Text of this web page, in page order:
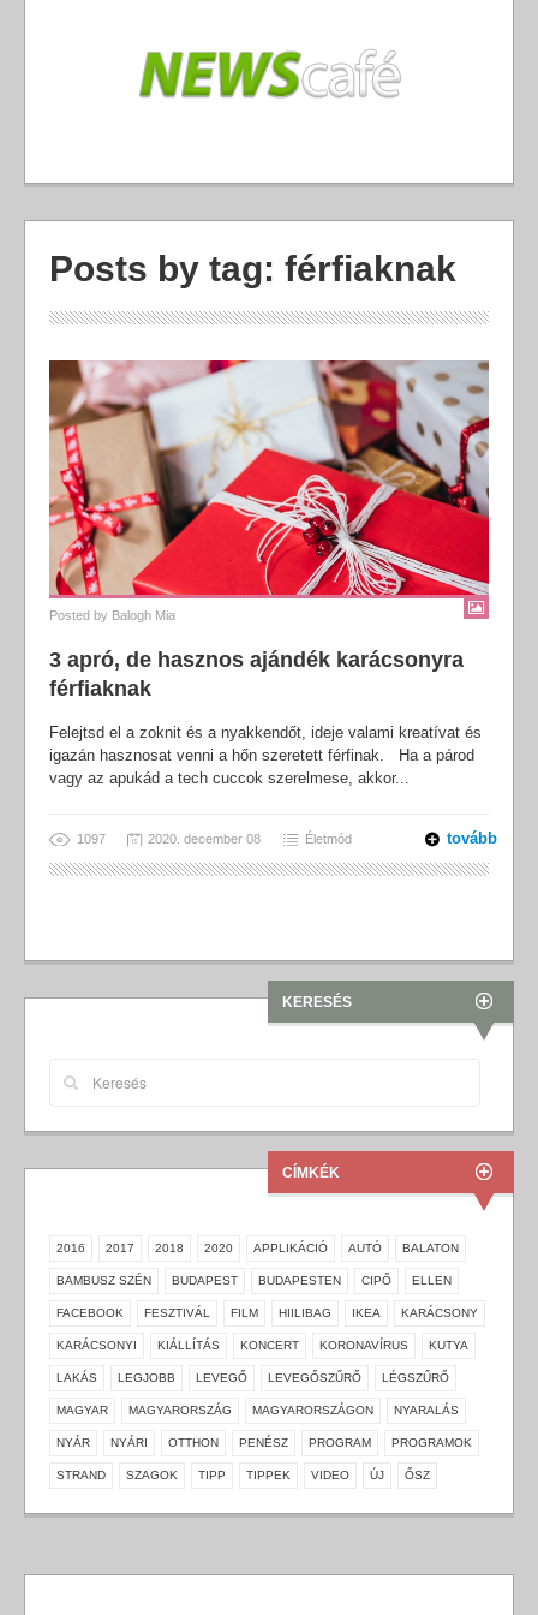
Posts by tag: férfiaknak
Posted by Balogh Mia
3 apró, de hasznos ajándék karácsonyra
férfiaknak
Felejtsd el a zoknit és a nyakkendőt, ideje valami kreatívat és
igazán hasznosat venni a hőn szeretett férfinak. Ha a párod
vagy az apukád a tech cuccok szerelmese, akkor...
1097 2020. december 08 Életmód tovább
KERESÉS
CÍMKÉK
2016 2017 2018 2020 APPLIKÁCIÓ AUTÓ BALATON
BAMBUSZ SZÉN BUDAPEST BUDAPESTEN CIPŐ ELLEN
FACEBOOK FESZTIVÁL FILM HIILIBAG IKEA KARÁCSONY
KARÁCSONYI KIÁLLÍTÁS KONCERT KORONAVÍRUS KUTYA
LAKÁS LEGJOBB LEVEGŐ LEVEGŐSZŰRŐ LÉGSZŰRŐ
MAGYAR MAGYARORSZÁG MAGYARORSZÁGON NYARALÁS
NYÁR NYÁRI OTTHON PENÉSZ PROGRAM PROGRAMOK
STRAND SZAGOK TIPP TIPPEK VIDEO ÚJ ŐSZ